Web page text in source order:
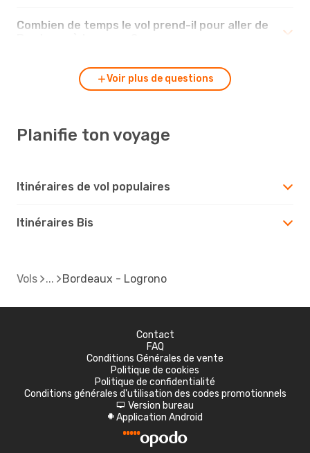
Combien de temps le vol prend-il pour aller de
Voir plus de questions
Planifie ton voyage
Itinéraires de vol populaires
Itinéraires Bis
Vols Bordeaux - Logrono
Contact
FAQ
Conditions Générales de vente
Politique de cookies
Politique de confidentialité
Conditions générales d'utilisation des codes promotionnels
d Version bureau
A Application Android